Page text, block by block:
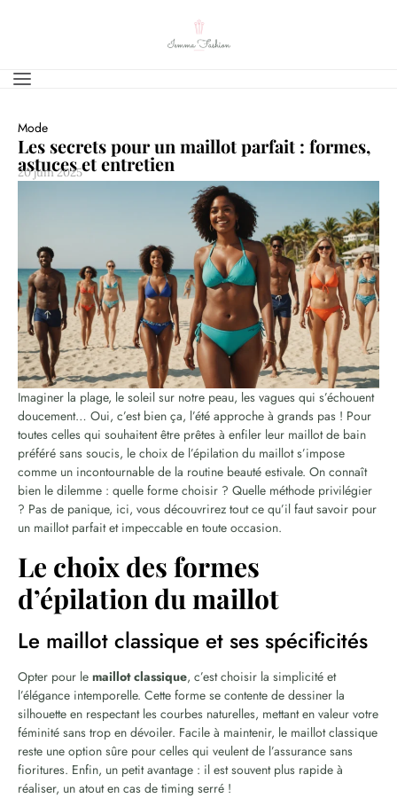
Mode
Les secrets pour un maillot parfait : formes,
astuces et entretien
20 juin 2025
Imaginer la plage, le soleil sur notre peau, les vagues qui s’échouent
doucement… Oui, c’est bien ça, l’été approche à grands pas ! Pour
toutes celles qui souhaitent être prêtes à enfiler leur maillot de bain
préféré sans soucis, le choix de l’épilation du maillot s’impose
comme un incontournable de la routine beauté estivale. On connaît
bien le dilemme : quelle forme choisir ? Quelle méthode privilégier
? Pas de panique, ici, vous découvrirez tout ce qu’il faut savoir pour
un maillot parfait et impeccable en toute occasion.
Le choix des formes
d’épilation du maillot
Le maillot classique et ses spécificités
Opter pour le maillot classique, c’est choisir la simplicité et
l’élégance intemporelle. Cette forme se contente de dessiner la
silhouette en respectant les courbes naturelles, mettant en valeur votre
féminité sans trop en dévoiler. Facile à maintenir, le maillot classique
reste une option sûre pour celles qui veulent de l’assurance sans
fioritures. Enfin, un petit avantage : il est souvent plus rapide à
réaliser, un atout en cas de timing serré !